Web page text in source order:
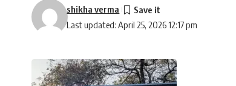
Last updated: April 25, 2026 12:17 pm
shikha verma